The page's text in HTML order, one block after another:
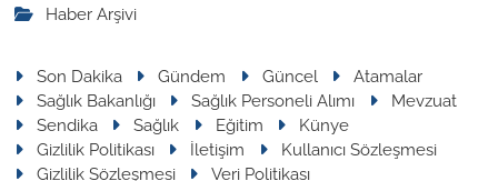
Haber Arşivi
Son Dakika Gündem Güncel
Atamalar
Sağlık Bakanlığı
Sağlık Personeli Alımı
Mevzuat
Sendika
Sağlık Eğitim
Künye
Gizlilik Politikası
İletişim
Kullanıcı Sözleşmesi
Gizlilik Sözleşmesi
Veri Politikası